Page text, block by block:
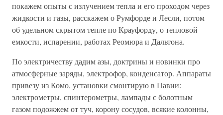
покажем опыты с излучением тепла и его проходом через
жидкости и газы, расскажем о Румфорде и Лесли, потом
об удельном скрытом тепле по Крауфорду, о тепловой
емкости, испарении, работах Реомюра и Дальтона.
По электричеству дадим азы, доктрины и новинки про
атмосферные заряды, электрофор, конденсатор. Аппараты
привезу из Комо, установки смонтирую в Павии:
электрометры, спинтерометры, лампады с болотным
газом подожжем от туч, корону сосудов, всякие колонны,